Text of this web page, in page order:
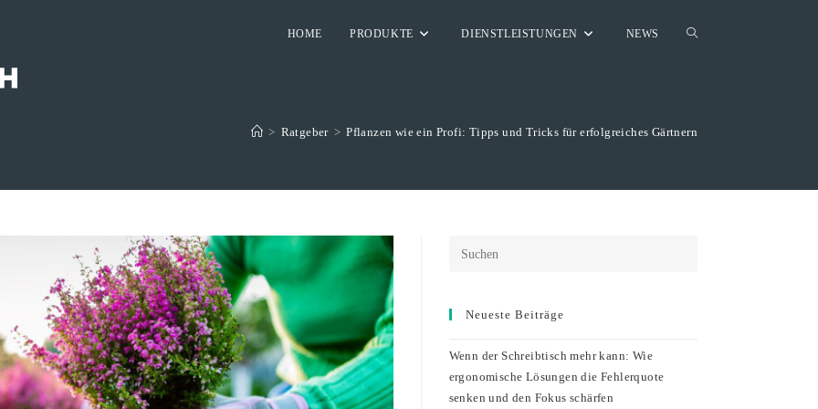
HOME PRODUKTE DIENSTLEISTUNGEN NEWS WEBSITE-
> Ratgeber > Pflanzen wie ein Profi: Tipps und Tricks für erfolgreiches Gärtnern
Neueste Beiträge
Wenn der Schreibtisch mehr kann: Wie
ergonomische Lösungen die Fehlerquote
senken und den Fokus schärfen